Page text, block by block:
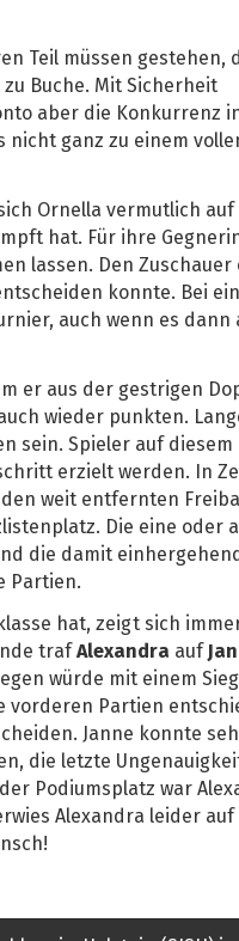
Teil müssen gestehen,
Buche. Mit Sicherheit
aber die Konkurrenz
ganz zu einem
Ornella vermutlich
hat. Für ihre
lassen. Den
konnte. Bei
auch wenn es dann
er aus der gestrigen
wieder punkten.
sein. Spieler auf
erzielt werden. In
weit entfernten
Die eine oder
die damit
Partien.
hat, zeigt sich
traf Alexandra auf
würde mit einem
vorderen Partien
Janne konnte
die letzte
Podiumsplatz war
Alexandra leider auf